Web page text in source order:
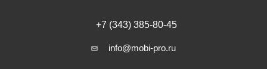
+7 (343) 385-80-45
info@mobi-pro.ru